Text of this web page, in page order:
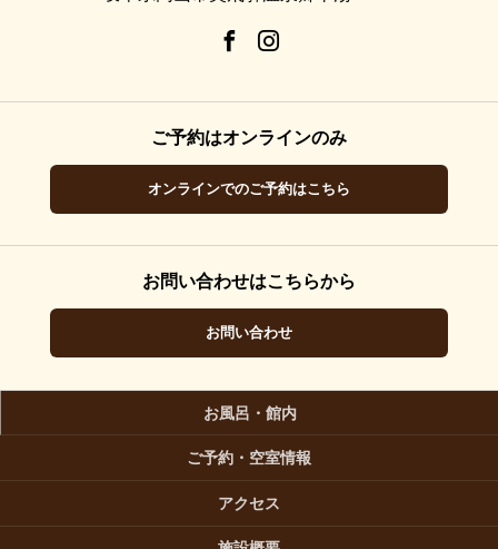
ご予約はオンラインのみ
オンラインでのご予約はこちら
お問い合わせはこちらから
お問い合わせ
お風呂・館内
ご予約・空室情報
アクセス